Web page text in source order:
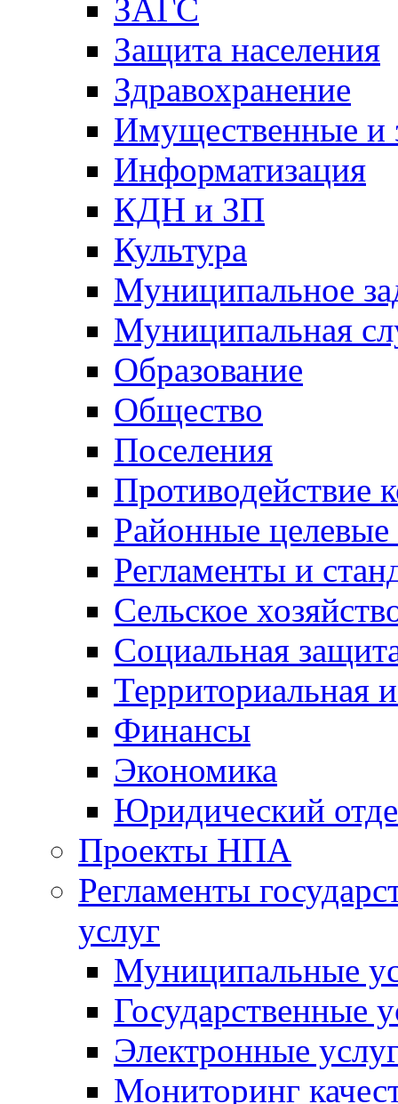
ЗАГС
Защита населения
Здравохранение
Имущественные и
Информатизация
КДН и ЗП
Культура
Муниципальное
Муниципальная
Образование
Общество
Поселения
Противодействие
Районные
Регламенты и
Сельское
Социальная
Территориальная
Финансы
Экономика
Юридический
Проекты НПА
Регламенты
услуг
Муниципальные
Государственные
Электронные
Мониторинг